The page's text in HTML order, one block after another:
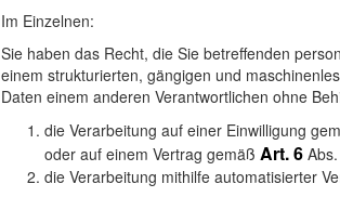
Im Einzelnen:
Sie haben das Recht, die Sie betreffenden
einem strukturierten, gängigen und
Daten einem anderen Verantwortlichen ohne
die Verarbeitung auf einer Einwilligung
oder auf einem Vertrag gemäß Art. 6
die Verarbeitung mithilfe automatisierter